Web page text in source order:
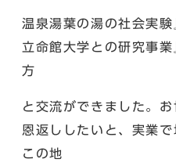
温泉湯葉の湯の社会実
立命館大学との研究事
方
と交流ができました。
恩返ししたいと、実業
この地